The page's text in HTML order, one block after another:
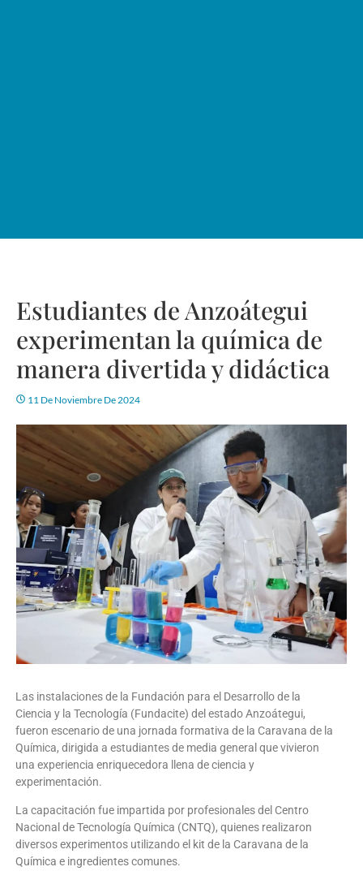
Estudiantes de Anzoátegui
experimentan la química de
manera divertida y didáctica
11 De Noviembre De 2024
Las instalaciones de la Fundación para el Desarrollo de la
Ciencia y la Tecnología (Fundacite) del estado Anzoátegui,
fueron escenario de una jornada formativa de la Caravana de la
Química, dirigida a estudiantes de media general que vivieron
una experiencia enriquecedora llena de ciencia y
experimentación.
La capacitación fue impartida por profesionales del Centro
Nacional de Tecnología Química (CNTQ), quienes realizaron
diversos experimentos utilizando el kit de la Caravana de la
Química e ingredientes comunes.